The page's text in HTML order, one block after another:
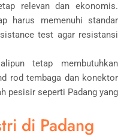
relevan dan ekonomis.
harus memenuhi standar
test agar resistansi
tetap membutuhkan
rod tembaga dan konektor
pesisir seperti Padang yang
di Padang